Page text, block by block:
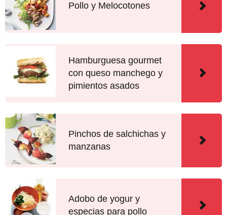
Pollo y Melocotones
Hamburguesa gourmet
con queso manchego y
pimientos asados
Pinchos de salchichas y
manzanas
Adobo de yogur y
especias para pollo